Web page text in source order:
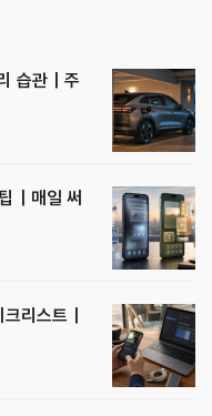
습관｜주
｜매일 써
리스트｜